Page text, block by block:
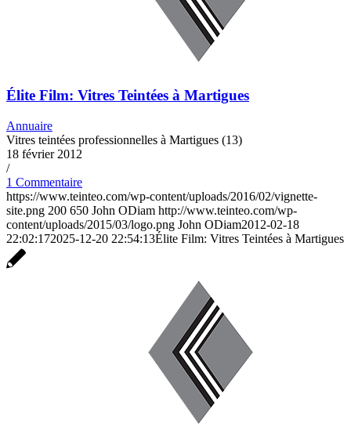
Élite Film: Vitres Teintées à Martigues
Annuaire
Vitres teintées professionnelles à Martigues (13)
18 février 2012
/
1 Commentaire
https://www.teinteo.com/wp-content/uploads/2016/02/vignette-
site.png 200 650 John ODiam http://www.teinteo.com/wp-
content/uploads/2015/03/logo.png John ODiam2012-02-18
22:02:172025-12-20 22:54:13Élite Film: Vitres Teintées à Martigues